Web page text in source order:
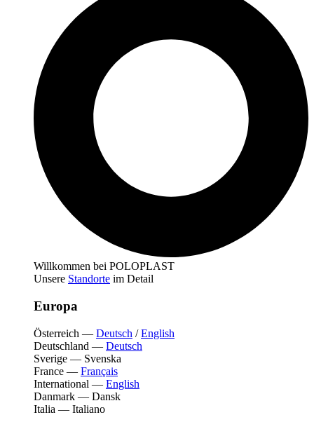
Willkommen bei POLOPLAST
Unsere Standorte im Detail
Europa
Österreich — Deutsch /English
Deutschland — Deutsch
Sverige — Svenska
France — Français
International — English
Danmark — Dansk
Italia — Italiano